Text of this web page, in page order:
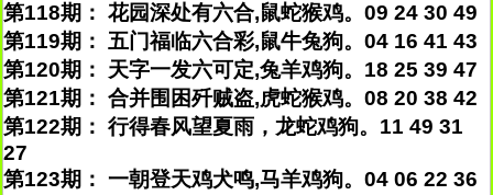
第118期： 花园深处有六合,鼠蛇猴鸡。09 24 30 49
第119期： 五门福临六合彩,鼠牛兔狗。04 16 41 43
第120期： 天字一发六可定,兔羊鸡狗。18 25 39 47
第121期： 合并围困歼贼盗,虎蛇猴鸡。08 20 38 42
第122期： 行得春风望夏雨，龙蛇鸡狗。11 49 31
27
第123期： 一朝登天鸡犬鸣,马羊鸡狗。04 06 22 36